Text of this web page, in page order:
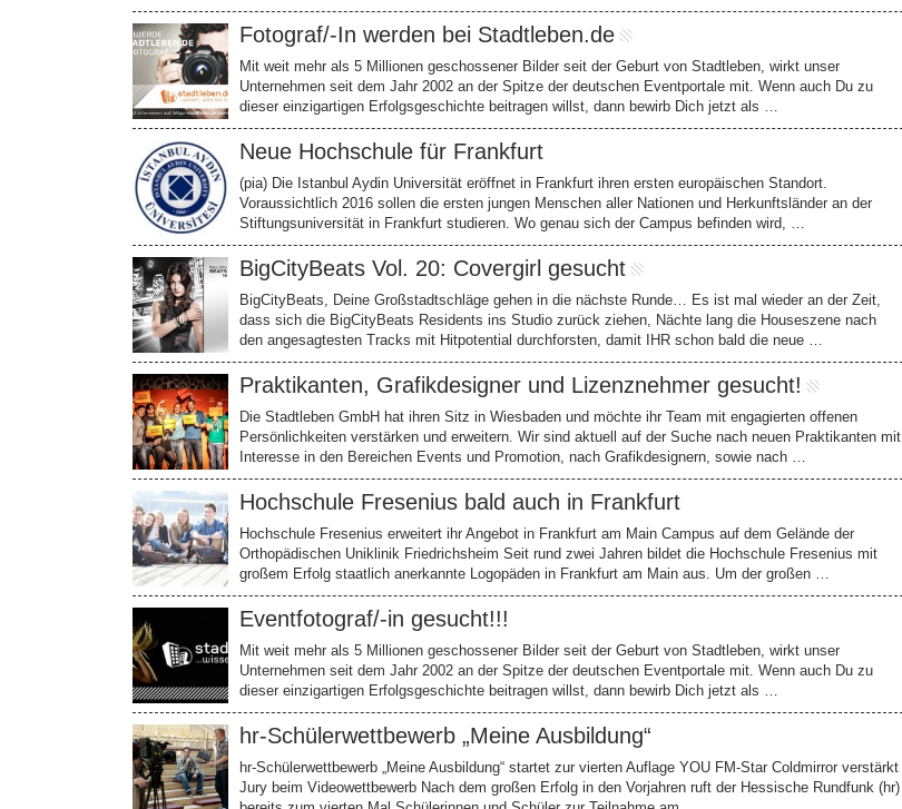
Fotograf/-In werden bei Stadtleben.de
Mit weit mehr als 5 Millionen geschossener Bilder seit der Geburt von Stadtleben, wirkt unser
Unternehmen seit dem Jahr 2002 an der Spitze der deutschen Eventportale mit. Wenn auch Du zu
dieser einzigartigen Erfolgsgeschichte beitragen willst, dann bewirb Dich jetzt als …
Neue Hochschule für Frankfurt
(pia) Die Istanbul Aydin Universität eröffnet in Frankfurt ihren ersten europäischen Standort.
Voraussichtlich 2016 sollen die ersten jungen Menschen aller Nationen und Herkunftsländer an der
Stiftungsuniversität in Frankfurt studieren. Wo genau sich der Campus befinden wird, …
BigCityBeats Vol. 20: Covergirl gesucht
BigCityBeats, Deine Großstadtschläge gehen in die nächste Runde… Es ist mal wieder an der Zeit,
dass sich die BigCityBeats Residents ins Studio zurück ziehen, Nächte lang die Houseszene nach
den angesagtesten Tracks mit Hitpotential durchforsten, damit IHR schon bald die neue …
Praktikanten, Grafikdesigner und Lizenznehmer gesucht!
Die Stadtleben GmbH hat ihren Sitz in Wiesbaden und möchte ihr Team mit engagierten offenen
Persönlichkeiten verstärken und erweitern. Wir sind aktuell auf der Suche nach neuen Praktikanten mit
Interesse in den Bereichen Events und Promotion, nach Grafikdesignern, sowie nach …
Hochschule Fresenius bald auch in Frankfurt
Hochschule Fresenius erweitert ihr Angebot in Frankfurt am Main Campus auf dem Gelände der
Orthopädischen Uniklinik Friedrichsheim Seit rund zwei Jahren bildet die Hochschule Fresenius mit
großem Erfolg staatlich anerkannte Logopäden in Frankfurt am Main aus. Um der großen …
Eventfotograf/-in gesucht!!!
Mit weit mehr als 5 Millionen geschossener Bilder seit der Geburt von Stadtleben, wirkt unser
Unternehmen seit dem Jahr 2002 an der Spitze der deutschen Eventportale mit. Wenn auch Du zu
dieser einzigartigen Erfolgsgeschichte beitragen willst, dann bewirb Dich jetzt als …
hr-Schülerwettbewerb „Meine Ausbildung“
hr-Schülerwettbewerb „Meine Ausbildung“ startet zur vierten Auflage YOU FM-Star Coldmirror verstärkt
Jury beim Videowettbewerb Nach dem großen Erfolg in den Vorjahren ruft der Hessische Rundfunk (hr)